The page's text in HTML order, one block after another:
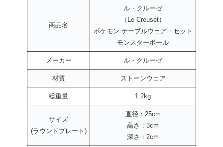
商品名
ル・クルーゼ
（Le Creuset）
ポケモン テーブルウェア・セット
モンスターボール
メーカー ル・クルーゼ
材質 ストーンウェア
総重量 1.2kg
サイズ
(ラウンドプレート)
直径：25cm
高さ：3cm
深さ：2cm